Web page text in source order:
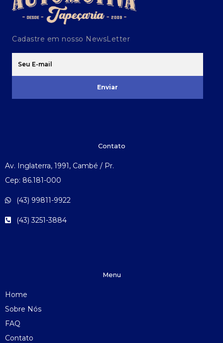
Cadastre em nosso NewsLetter
Enviar
Contato
Av. Inglaterra, 1991, Cambé / Pr.
Cep: 86.181-000
(43) 99811-9922
(43) 3251-3884
Menu
Home
Sobre Nós
FAQ
Contato